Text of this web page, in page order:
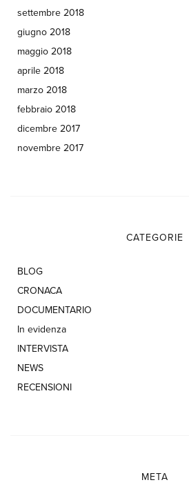
settembre 2018
giugno 2018
maggio 2018
aprile 2018
marzo 2018
febbraio 2018
dicembre 2017
novembre 2017
CATEGORIE
BLOG
CRONACA
DOCUMENTARIO
In evidenza
INTERVISTA
NEWS
RECENSIONI
META